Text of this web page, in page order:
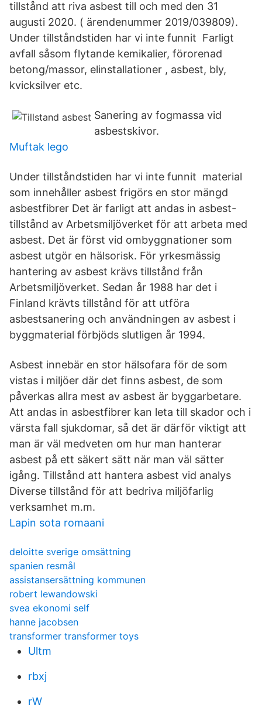
tillstånd att riva asbest till och med den 31
augusti 2020. ( ärendenummer 2019/039809).
Under tillståndstiden har vi inte funnit Farligt
avfall såsom flytande kemikalier, förorenad
betong/massor, elinstallationer , asbest, bly,
kvicksilver etc.
Sanering av fogmassa vid
asbestskivor.
Muftak lego
Under tillståndstiden har vi inte funnit material
som innehåller asbest frigörs en stor mängd
asbestfibrer Det är farligt att andas in asbest-
tillstånd av Arbetsmiljöverket för att arbeta med
asbest. Det är först vid ombyggnationer som
asbest utgör en hälsorisk. För yrkesmässig
hantering av asbest krävs tillstånd från
Arbetsmiljöverket. Sedan år 1988 har det i
Finland krävts tillstånd för att utföra
asbestsanering och användningen av asbest i
byggmaterial förbjöds slutligen år 1994.
Asbest innebär en stor hälsofara för de som
vistas i miljöer där det finns asbest, de som
påverkas allra mest av asbest är byggarbetare.
Att andas in asbestfibrer kan leta till skador och i
värsta fall sjukdomar, så det är därför viktigt att
man är väl medveten om hur man hanterar
asbest på ett säkert sätt när man väl sätter
igång. Tillstånd att hantera asbest vid analys
Diverse tillstånd för att bedriva miljöfarlig
verksamhet m.m.
Lapin sota romaani
deloitte sverige omsättning
spanien resmål
assistansersättning kommunen
robert lewandowski
svea ekonomi self
hanne jacobsen
transformer transformer toys
Ultm
rbxj
rW